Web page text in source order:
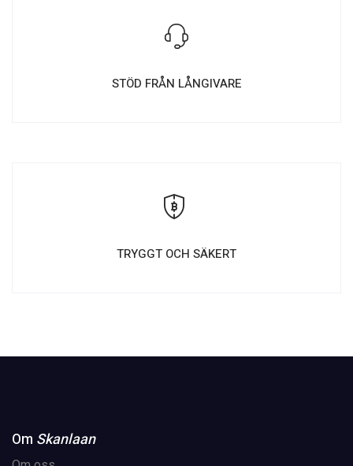
STÖD FRÅN LÅNGIVARE
TRYGGT OCH SÄKERT
Om Skanlaan